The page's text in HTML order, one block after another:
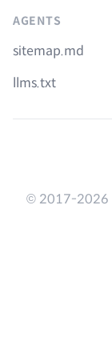
AGENTS
sitemap.md
llms.txt
© 2017-2026